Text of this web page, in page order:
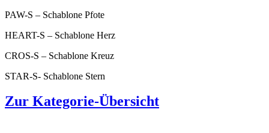
PAW-S – Schablone Pfote
HEART-S – Schablone Herz
CROS-S – Schablone Kreuz
STAR-S- Schablone Stern
Zur Kategorie-Übersicht